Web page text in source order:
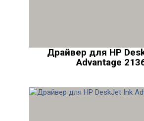
Драйвер для HP
Advantage